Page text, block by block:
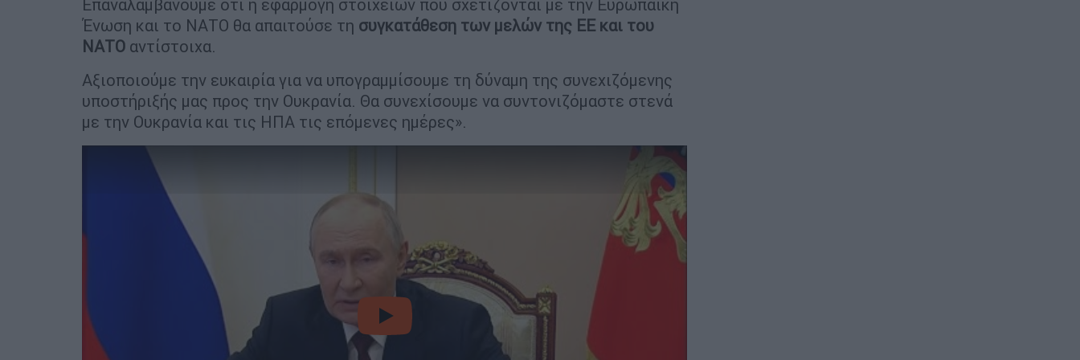
Επαναλαμβάνουμε ότι η εφαρμογή στοιχείων που σχετίζονται με την Ευρωπαϊκή
Ένωση και το ΝΑΤΟ θα απαιτούσε τη συγκατάθεση των μελών της ΕΕ και του
ΝΑΤΟ αντίστοιχα.
Αξιοποιούμε την ευκαιρία για να υπογραμμίσουμε τη δύναμη της συνεχιζόμενης
υποστήριξής μας προς την Ουκρανία. Θα συνεχίσουμε να συντονιζόμαστε στενά
με την Ουκρανία και τις ΗΠΑ τις επόμενες ημέρες».
video